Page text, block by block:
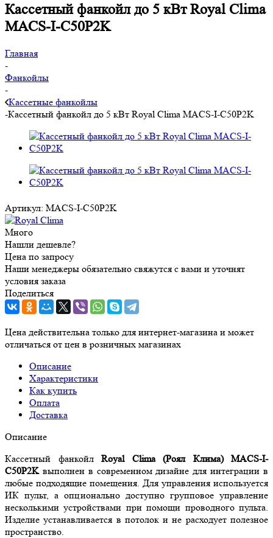
Кассетный фанкойл до 5 кВт Royal Clima
MACS-I-C50P2K
Главная
-
Фанкойлы
-
Кассетные фанкойлы
-Кассетный фанкойл до 5 кВт Royal Clima MACS-I-C50P2K
Артикул: MACS-I-C50P2K
Много
Нашли дешевле?
Цена по запросу
Наши менеджеры обязательно свяжутся с вами и уточнят
условия заказа
Поделиться
Цена действительна только для интернет-магазина и может
отличаться от цен в розничных магазинах
Описание
Характеристики
Как купить
Оплата
Доставка
Описание
Кассетный фанкойл Royal Clima (Роял Клима) MACS-I-
C50P2K выполнен в современном дизайне для интеграции в
любые подходящие помещения. Для управления используется
ИК пульт, а опционально доступно групповое управление
несколькими устройствами при помощи проводного пульта.
Изделие устанавливается в потолок и не расходует полезное
пространство.